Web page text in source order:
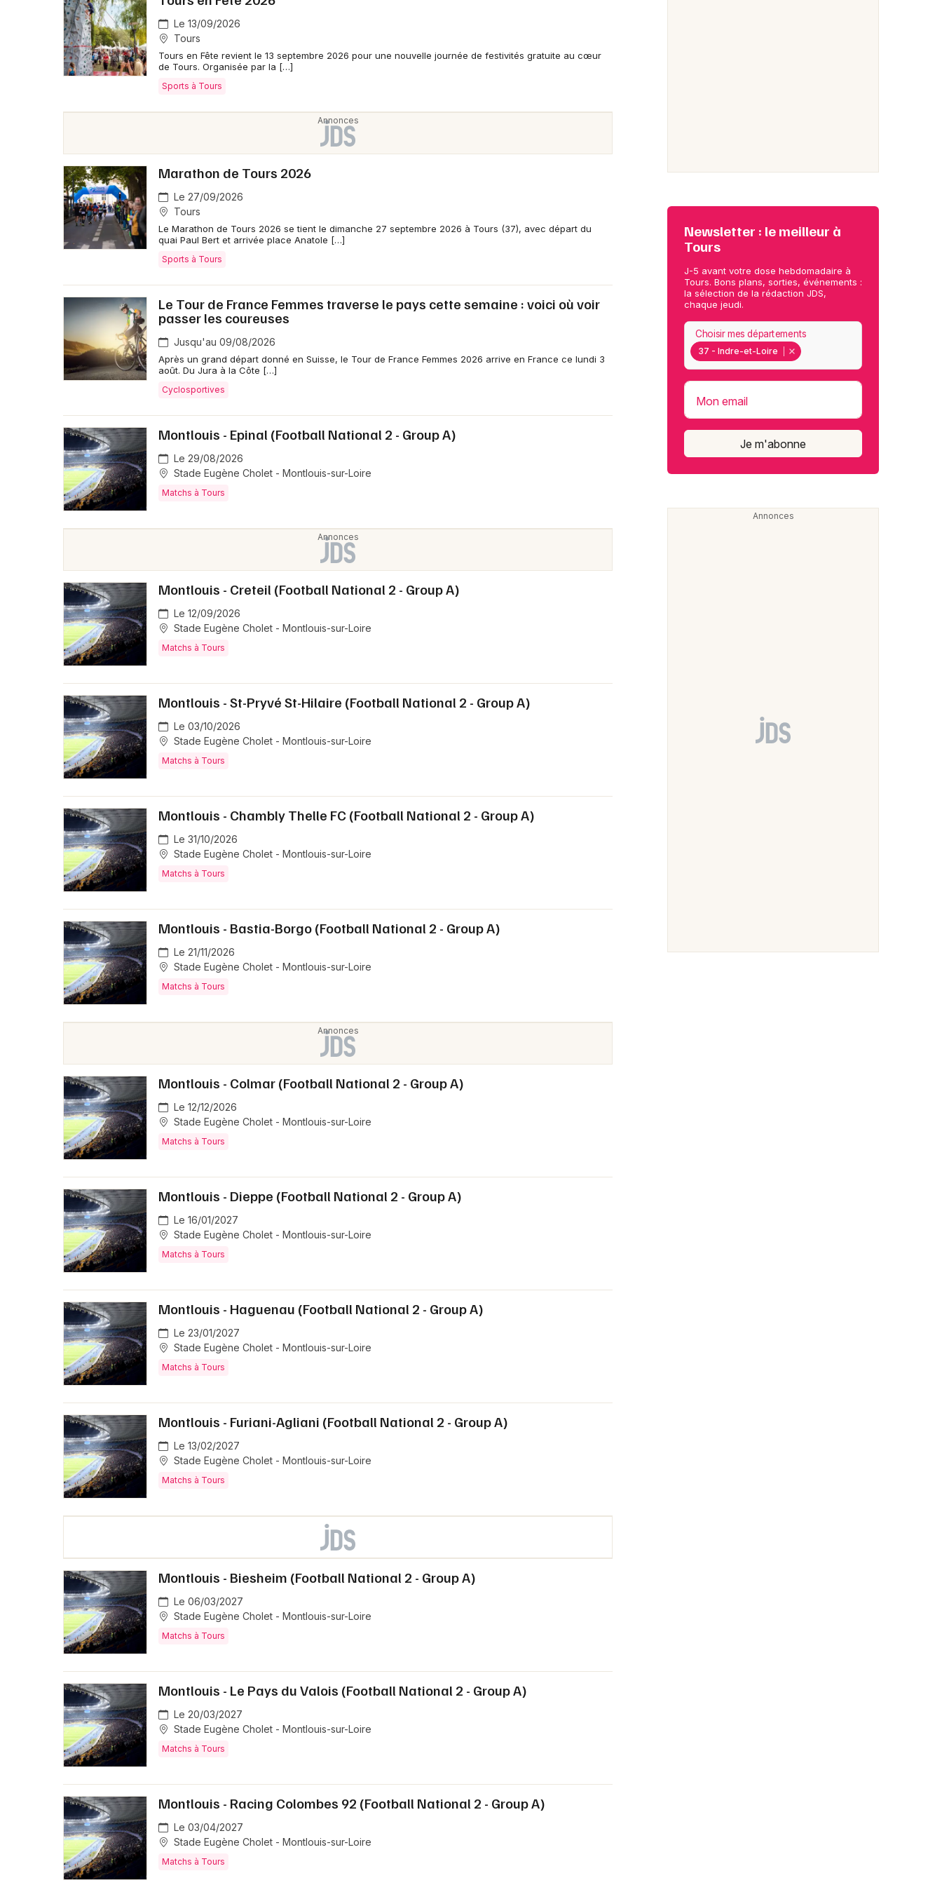
Artistes en tournée
Je m'abonne
Le 13/09/2026
Tours
Tours en Fête revient le 13 septembre 2026 pour une nouvelle journée de festivités gratuite au cœur
de Tours. Organisée par la […]
Sports à Tours
Marathon de Tours 2026
Le 27/09/2026
Tours
Le Marathon de Tours 2026 se tient le dimanche 27 septembre 2026 à Tours (37), avec départ du
quai Paul Bert et arrivée place Anatole […]
Sports à Tours
Le Tour de France Femmes traverse le pays cette semaine : voici où voir
passer les coureuses
Jusqu'au 09/08/2026
Après un grand départ donné en Suisse, le Tour de France Femmes 2026 arrive en France ce lundi 3
août. Du Jura à la Côte […]
Cyclosportives
Montlouis - Epinal (Football National 2 - Group A)
Le 29/08/2026
Stade Eugène Cholet - Montlouis-sur-Loire
Matchs à Tours
Montlouis - Creteil (Football National 2 - Group A)
Le 12/09/2026
Stade Eugène Cholet - Montlouis-sur-Loire
Matchs à Tours
Montlouis - St-Pryvé St-Hilaire (Football National 2 - Group A)
Le 03/10/2026
Stade Eugène Cholet - Montlouis-sur-Loire
Matchs à Tours
Montlouis - Chambly Thelle FC (Football National 2 - Group A)
Le 31/10/2026
Stade Eugène Cholet - Montlouis-sur-Loire
Matchs à Tours
Montlouis - Bastia-Borgo (Football National 2 - Group A)
Le 21/11/2026
Stade Eugène Cholet - Montlouis-sur-Loire
Matchs à Tours
Montlouis - Colmar (Football National 2 - Group A)
Le 12/12/2026
Stade Eugène Cholet - Montlouis-sur-Loire
Matchs à Tours
Montlouis - Dieppe (Football National 2 - Group A)
Le 16/01/2027
Stade Eugène Cholet - Montlouis-sur-Loire
Matchs à Tours
Montlouis - Haguenau (Football National 2 - Group A)
Le 23/01/2027
Stade Eugène Cholet - Montlouis-sur-Loire
Matchs à Tours
Montlouis - Furiani-Agliani (Football National 2 - Group A)
Le 13/02/2027
Stade Eugène Cholet - Montlouis-sur-Loire
Matchs à Tours
Montlouis - Biesheim (Football National 2 - Group A)
Le 06/03/2027
Stade Eugène Cholet - Montlouis-sur-Loire
Matchs à Tours
Montlouis - Le Pays du Valois (Football National 2 - Group A)
Le 20/03/2027
Stade Eugène Cholet - Montlouis-sur-Loire
Matchs à Tours
Montlouis - Racing Colombes 92 (Football National 2 - Group A)
Le 03/04/2027
Stade Eugène Cholet - Montlouis-sur-Loire
Matchs à Tours
Newsletter : le meilleur à
Tours
J-5 avant votre dose hebdomadaire à
Tours. Bons plans, sorties, événements :
la sélection de la rédaction JDS,
chaque jeudi.
37 - Indre-et-Loire
Choisir mes départements
Mon email
Je m'abonne